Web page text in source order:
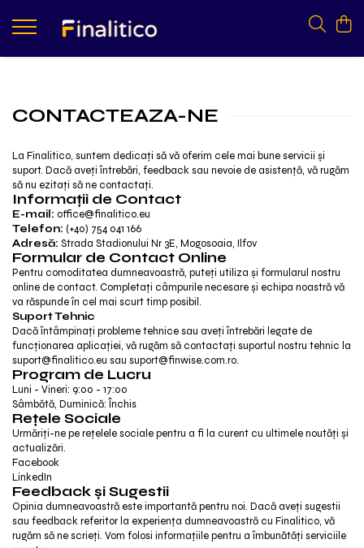
Pachete Finalitico
Ebooks
Webinar Controlling Profit
CONTACTEAZA-NE
La Finalitico, suntem dedicați să vă oferim cele mai bune servicii și
suport. Dacă aveți întrebări, feedback sau nevoie de asistență, vă rugăm
să nu ezitați să ne contactați.
Informații de Contact
E-mail: office@finalitico.eu
Telefon: (+40) 754 041 166
Adresă: Strada Stadionului Nr 3E, Mogosoaia, Ilfov
Formular de Contact Online
Pentru comoditatea dumneavoastră, puteți utiliza și formularul nostru
online de contact. Completați câmpurile necesare și echipa noastră vă
va răspunde în cel mai scurt timp posibil.
Suport Tehnic
Dacă întâmpinați probleme tehnice sau aveți întrebări legate de
funcționarea aplicației, vă rugăm să contactați suportul nostru tehnic la
suport@finalitico.eu sau suport@finwise.com.ro.
Program de Lucru
Luni - Vineri: 9:00 - 17:00
Sâmbătă, Duminică: Închis
Rețele Sociale
Urmăriți-ne pe rețelele sociale pentru a fi la curent cu ultimele noutăți și
actualizări.
Facebook
LinkedIn
Feedback și Sugestii
Opinia dumneavoastră este importantă pentru noi. Dacă aveți sugestii
sau feedback referitor la experiența dumneavoastră cu Finalitico, vă
rugăm să ne scrieți. Vom folosi informațiile pentru a îmbunătăți serviciile